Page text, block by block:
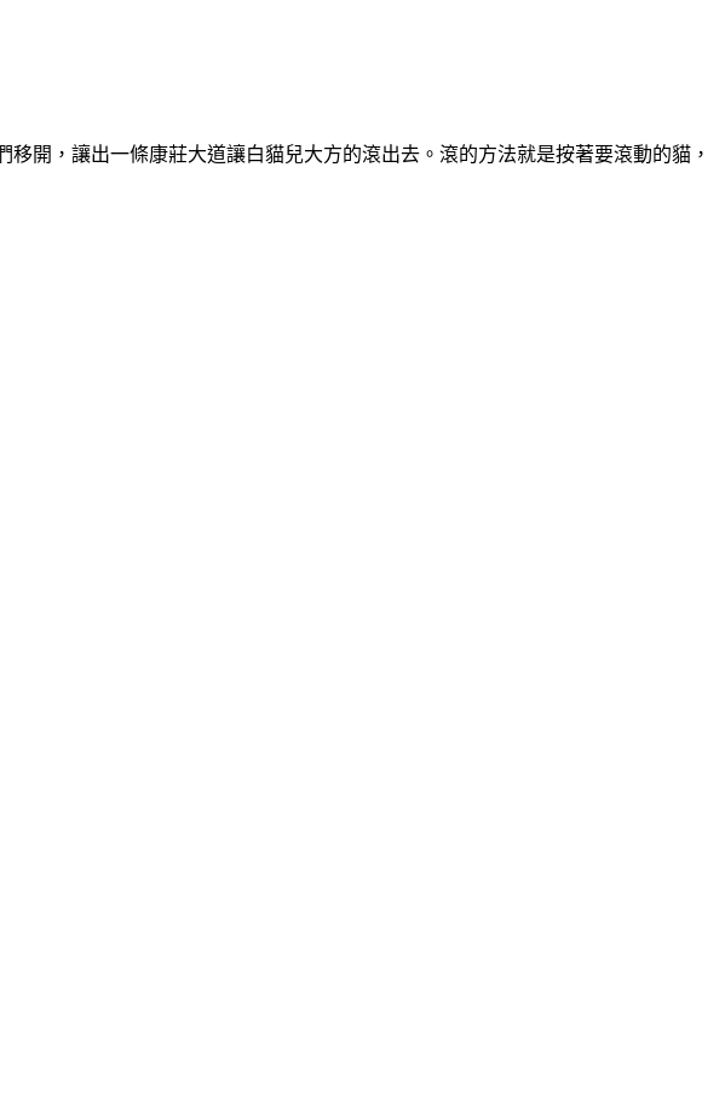
開，讓出一條康莊大道讓白貓兒大方的滾出去。滾的方法就是按著要滾動的貓，